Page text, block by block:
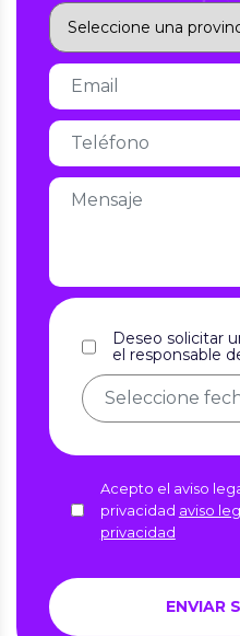
Deseo solicitar
el responsable
Acepto el aviso
privacidad aviso
privacidad